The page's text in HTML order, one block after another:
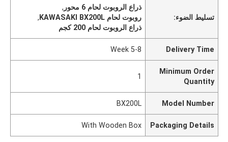
تسليط الضوء:
ذراع الروبوت لحام 6 محور
,
روبوت لحام KAWASAKI BX200L
,
ذراع الروبوت لحام 200 كجم
Delivery Time
5-8 Week
Minimum Order
Quantity
1
Model Number
BX200L
Packaging Details
With Wooden Box